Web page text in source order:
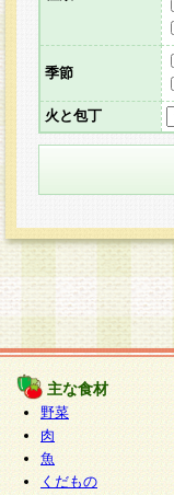
季節
火と包丁
主な食材
野菜
肉
魚
くだもの